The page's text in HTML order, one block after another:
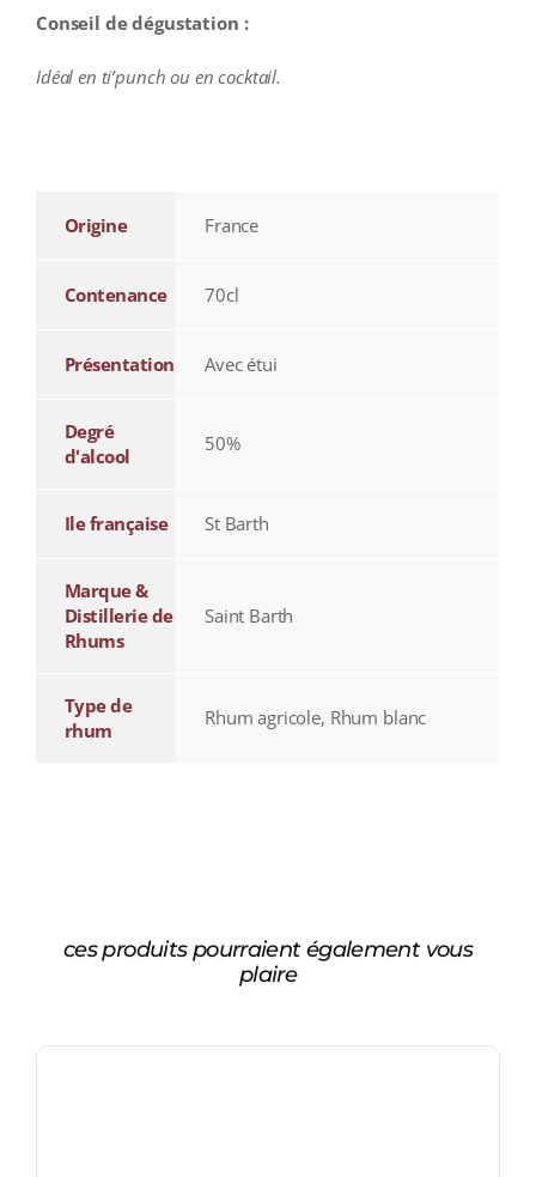
Conseil de dégustation :
Idéal en ti’punch ou en cocktail.
Origine France
Contenance 70cl
Présentation Avec étui
Degré
d'alcool
50%
Ile française St Barth
Marque &
Distillerie de
Rhums
Saint Barth
Type de
rhum
Rhum agricole, Rhum blanc
ces produits pourraient également vous
plaire